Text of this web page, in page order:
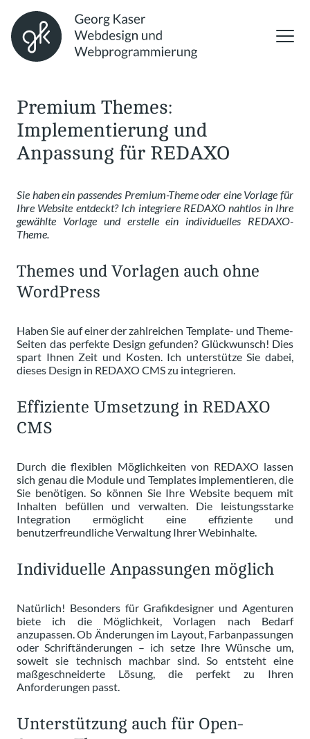
Premium Themes:
Implementierung und
Anpassung für REDAXO
Sie haben ein passendes Premium-Theme oder eine Vorlage für
Ihre Website entdeckt? Ich integriere REDAXO nahtlos in Ihre
gewählte Vorlage und erstelle ein individuelles REDAXO-
Theme.
Themes und Vorlagen auch ohne
WordPress
Haben Sie auf einer der zahlreichen Template- und Theme-
Seiten das perfekte Design gefunden? Glückwunsch! Dies
spart Ihnen Zeit und Kosten. Ich unterstütze Sie dabei,
dieses Design in REDAXO CMS zu integrieren.
Effiziente Umsetzung in REDAXO
CMS
Durch die flexiblen Möglichkeiten von REDAXO lassen
sich genau die Module und Templates implementieren, die
Sie benötigen. So können Sie Ihre Website bequem mit
Inhalten befüllen und verwalten. Die leistungsstarke
Integration ermöglicht eine effiziente und
benutzerfreundliche Verwaltung Ihrer Webinhalte.
Individuelle Anpassungen möglich
Natürlich! Besonders für Grafikdesigner und Agenturen
biete ich die Möglichkeit, Vorlagen nach Bedarf
anzupassen. Ob Änderungen im Layout, Farbanpassungen
oder Schriftänderungen – ich setze Ihre Wünsche um,
soweit sie technisch machbar sind. So entsteht eine
maßgeschneiderte Lösung, die perfekt zu Ihren
Anforderungen passt.
Unterstützung auch für Open-